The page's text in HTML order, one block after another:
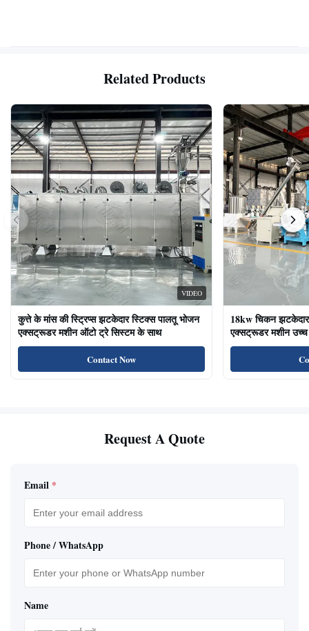
Related Products
VIDEO
कुत्ते के मांस की स्ट्रिप्स झटकेदार स्टिक्स पालतू भोजन
एक्सट्रूडर मशीन ऑटो ट्रे सिस्टम के साथ
Contact Now
18kw चिकन झटकेदार
एक्सट्रूडर मशीन उच्च
का भोजन बिल्ली के
Request A Quote
Email *
Phone / WhatsApp
Name